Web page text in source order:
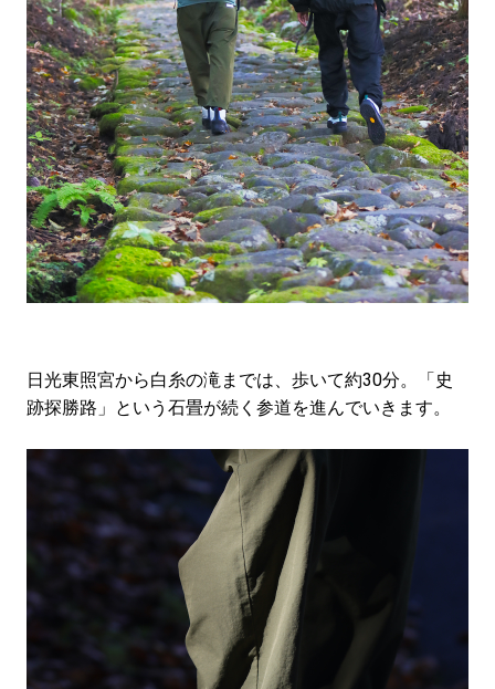
日光東照宮から白糸の滝までは、歩いて約30分。「史
跡探勝路」という石畳が続く参道を進んでいきます。